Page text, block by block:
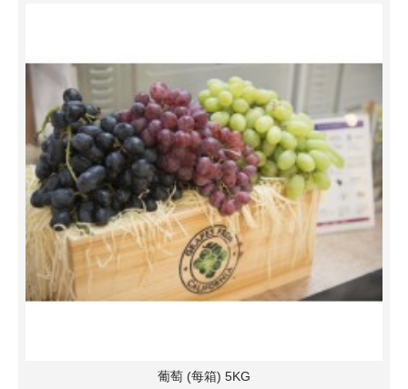
葡萄 (每箱) 5KG